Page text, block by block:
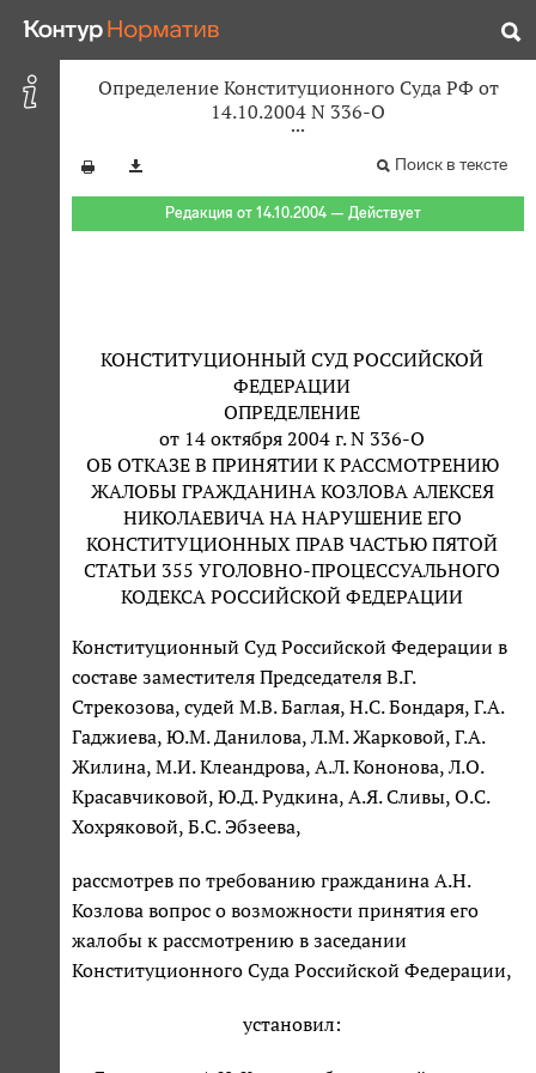
Определение Конституционного Суда РФ от
14.10.2004 N 336-О
Поиск в тексте
Редакция от 14.10.2004 — Действует
КОНСТИТУЦИОННЫЙ СУД РОССИЙСКОЙ
ФЕДЕРАЦИИ
ОПРЕДЕЛЕНИЕ
от 14 октября 2004 г. N 336-О
ОБ ОТКАЗЕ В ПРИНЯТИИ К РАССМОТРЕНИЮ
ЖАЛОБЫ ГРАЖДАНИНА КОЗЛОВА АЛЕКСЕЯ
НИКОЛАЕВИЧА НА НАРУШЕНИЕ ЕГО
КОНСТИТУЦИОННЫХ ПРАВ ЧАСТЬЮ ПЯТОЙ
СТАТЬИ 355 УГОЛОВНО-ПРОЦЕССУАЛЬНОГО
КОДЕКСА РОССИЙСКОЙ ФЕДЕРАЦИИ
Конституционный Суд Российской Федерации в
составе заместителя Председателя В.Г.
Стрекозова, судей М.В. Баглая, Н.С. Бондаря, Г.А.
Гаджиева, Ю.М. Данилова, Л.М. Жарковой, Г.А.
Жилина, М.И. Клеандрова, А.Л. Кононова, Л.О.
Красавчиковой, Ю.Д. Рудкина, А.Я. Сливы, О.С.
Хохряковой, Б.С. Эбзеева,
рассмотрев по требованию гражданина А.Н.
Козлова вопрос о возможности принятия его
жалобы к рассмотрению в заседании
Конституционного Суда Российской Федерации,
установил: